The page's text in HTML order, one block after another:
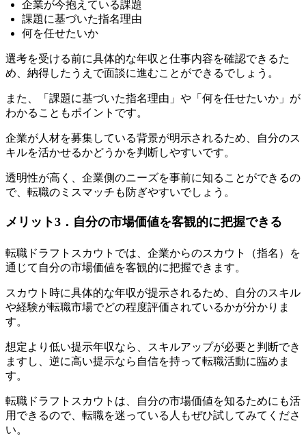
企業が今抱えている課題
課題に基づいた指名理由
何を任せたいか
選考を受ける前に具体的な年収と仕事内容を確認できるた
め、納得したうえで面談に進むことができるでしょう。
また、「課題に基づいた指名理由」や「何を任せたいか」が
わかることもポイントです。
企業が人材を募集している背景が明示されるため、自分のス
キルを活かせるかどうかを判断しやすいです。
透明性が高く、企業側のニーズを事前に知ることができるの
で、転職のミスマッチも防ぎやすいでしょう。
メリット3．自分の市場価値を客観的に把握できる
転職ドラフトスカウトでは、企業からのスカウト（指名）を
通じて自分の市場価値を客観的に把握できます。
スカウト時に具体的な年収が提示されるため、自分のスキル
や経験が転職市場でどの程度評価されているかが分かりま
す。
想定より低い提示年収なら、スキルアップが必要と判断でき
ますし、逆に高い提示なら自信を持って転職活動に臨めま
す。
転職ドラフトスカウトは、自分の市場価値を知るためにも活
用できるので、転職を迷っている人もぜひ試してみてくださ
い。